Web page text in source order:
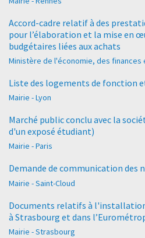
Accord-cadre relatif à des
pour l’élaboration et la mise en
budgétaires liées aux achats
Ministère de l'économie, des finances
Liste des logements de fonction
Mairie - Lyon
Marché public conclu avec la
d'un exposé étudiant)
Mairie - Paris
Demande de communication des
Mairie - Saint-Cloud
Documents relatifs à
à Strasbourg et dans
Mairie - Strasbourg